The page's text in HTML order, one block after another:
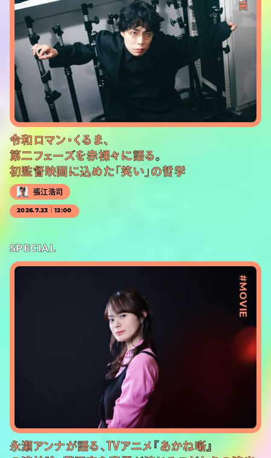
令和ロマン・くるま、
第二フェーズを赤裸々に語る。
初監督映画に込めた「笑い」の哲学
張江浩司
2026.7.23｜12:00
SPECIAL
#MOVIE
永瀬アンナが語る、TVアニメ『あかね噺』